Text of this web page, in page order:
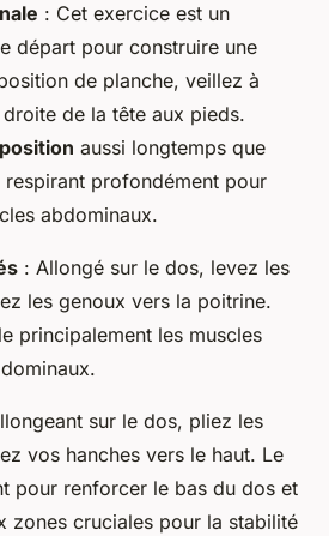
: Cet exercice est un
départ pour construire une
de planche, veillez à
de la tête aux pieds.
position aussi longtemps que
profondément pour
abdominaux.
: Allongé sur le dos, levez les
les genoux vers la poitrine.
principalement les muscles
sur le dos, pliez les
vos hanches vers le haut. Le
pour renforcer le bas du dos et
zones cruciales pour la stabilité